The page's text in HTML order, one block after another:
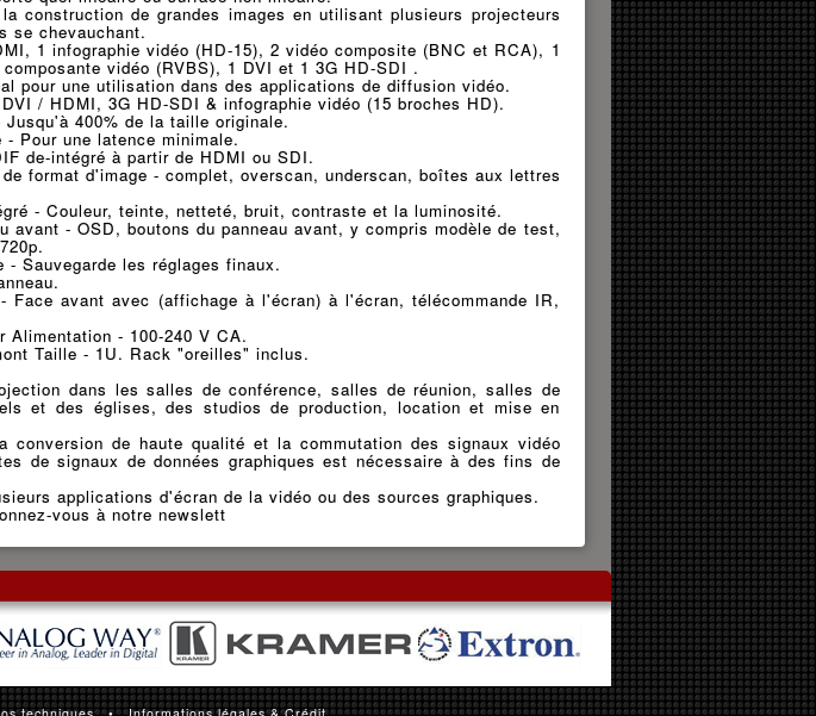
construction de grandes images en utilisant plusieurs projecteurs
se chevauchant.
1 infographie vidéo (HD-15), 2 vidéo composite (BNC et RCA), 1
vidéo (RVBS), 1 DVI et 1 3G HD-SDI .
pour une utilisation dans des applications de diffusion vidéo.
/ HDMI, 3G HD-SDI & infographie vidéo (15 broches HD).
400% de la taille originale.
- Pour une latence minimale.
de-intégré à partir de HDMI ou SDI.
format d'image - complet, overscan, underscan, boîtes aux lettres
- Couleur, teinte, netteté, bruit, contraste et la luminosité.
avant - OSD, boutons du panneau avant, y compris modèle de test,
- Sauvegarde les réglages finaux.
Face avant avec (affichage à l'écran) à l'écran, télécommande IR,
Alimentation - 100-240 V CA.
Taille - 1U. Rack "oreilles" inclus.
dans les salles de conférence, salles de réunion, salles de
et des églises, des studios de production, location et mise en
conversion de haute qualité et la commutation des signaux vidéo
de signaux de données graphiques est nécessaire à des fins de
applications d'écran de la vidéo ou des sources graphiques.
vous à notre newslett